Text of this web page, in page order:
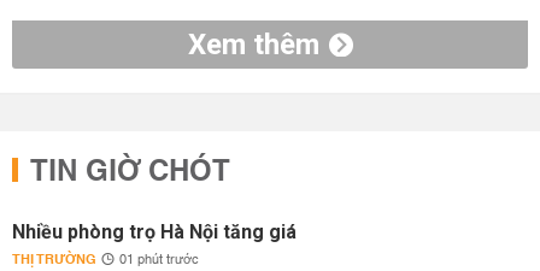
Xem thêm
TIN GIỜ CHÓT
Nhiều phòng trọ Hà Nội tăng giá
THỊ TRƯỜNG 01 phút trước